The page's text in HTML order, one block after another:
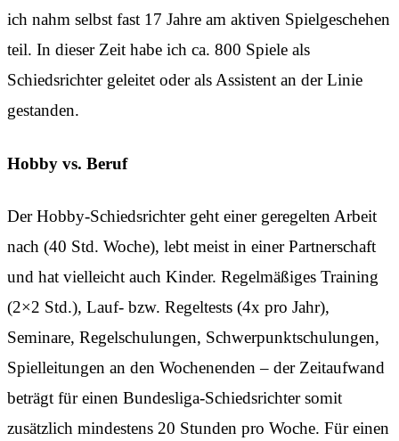
ich nahm selbst fast 17 Jahre am aktiven Spielgeschehen
teil. In dieser Zeit habe ich ca. 800 Spiele als
Schiedsrichter geleitet oder als Assistent an der Linie
gestanden.
Hobby vs. Beruf
Der Hobby-Schiedsrichter geht einer geregelten Arbeit
nach (40 Std. Woche), lebt meist in einer Partnerschaft
und hat vielleicht auch Kinder. Regelmäßiges Training
(2×2 Std.), Lauf- bzw. Regeltests (4x pro Jahr),
Seminare, Regelschulungen, Schwerpunktschulungen,
Spielleitungen an den Wochenenden – der Zeitaufwand
beträgt für einen Bundesliga-Schiedsrichter somit
zusätzlich mindestens 20 Stunden pro Woche. Für einen